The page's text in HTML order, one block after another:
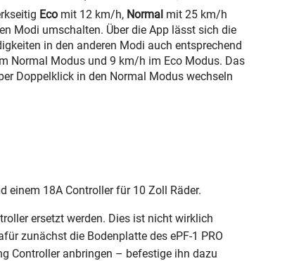
Eco mit 12 km/h, Normal mit 25 km/h
Modi umschalten. Über die App lässt sich die
in den anderen Modi auch entsprechend
Normal Modus und 9 km/h im Eco Modus. Das
Doppelklick in den Normal Modus wechseln
einem 18A Controller für 10 Zoll Räder.
ersetzt werden. Dies ist nicht wirklich
zunächst die Bodenplatte des ePF-1 PRO
Controller anbringen – befestige ihn dazu